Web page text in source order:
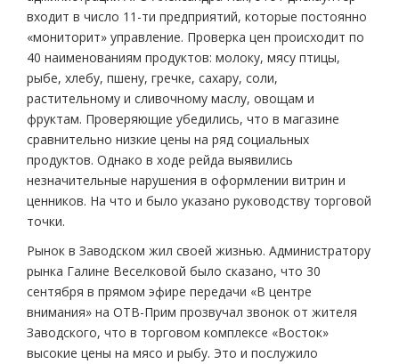
входит в число 11-ти предприятий, которые постоянно
«мониторит» управление. Проверка цен происходит по
40 наименованиям продуктов: молоку, мясу птицы,
рыбе, хлебу, пшену, гречке, сахару, соли,
растительному и сливочному маслу, овощам и
фруктам. Проверяющие убедились, что в магазине
сравнительно низкие цены на ряд социальных
продуктов. Однако в ходе рейда выявились
незначительные нарушения в оформлении витрин и
ценников. На что и было указано руководству торговой
точки.
Рынок в Заводском жил своей жизнью. Администратору
рынка Галине Веселковой было сказано, что 30
сентября в прямом эфире передачи «В центре
внимания» на ОТВ-Прим прозвучал звонок от жителя
Заводского, что в торговом комплексе «Восток»
высокие цены на мясо и рыбу. Это и послужило